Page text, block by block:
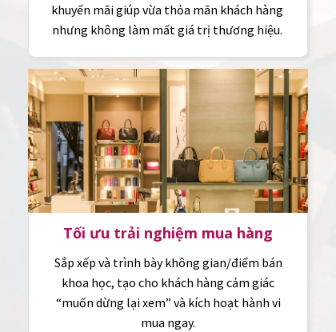
khuyến mãi giúp vừa thỏa mãn khách hàng
nhưng không làm mất giá trị thương hiệu.
Sắp xếp và trình bày không gian/điểm bán
khoa học, tạo cho khách hàng cảm giác
“muốn dừng lại xem” và kích hoạt hành vi
mua ngay.
Tối ưu trải nghiệm mua hàng